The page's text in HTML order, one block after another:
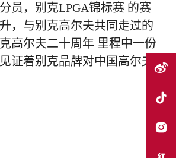
员，别克LPGA锦标赛 的赛
，与别克高尔夫共同走过的
高尔夫二十周年 里程中一份
证着别克品牌对中国高尔夫